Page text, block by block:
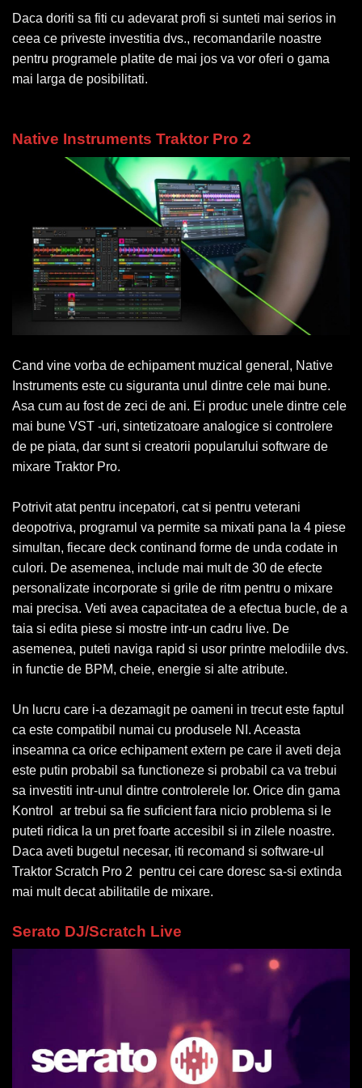
Daca doriti sa fiti cu adevarat profi si sunteti mai serios in
ceea ce priveste investitia dvs., recomandarile noastre
pentru programele platite de mai jos va vor oferi o gama
mai larga de posibilitati.
Native Instruments Traktor Pro 2
Cand vine vorba de echipament muzical general, Native
Instruments este cu siguranta unul dintre cele mai bune.
Asa cum au fost de zeci de ani. Ei produc unele dintre cele
mai bune VST -uri, sintetizatoare analogice si controlere
de pe piata, dar sunt si creatorii popularului software de
mixare Traktor Pro.
Potrivit atat pentru incepatori, cat si pentru veterani
deopotriva, programul va permite sa mixati pana la 4 piese
simultan, fiecare deck continand forme de unda codate in
culori. De asemenea, include mai mult de 30 de efecte
personalizate incorporate si grile de ritm pentru o mixare
mai precisa. Veti avea capacitatea de a efectua bucle, de a
taia si edita piese si mostre intr-un cadru live. De
asemenea, puteti naviga rapid si usor printre melodiile dvs.
in functie de BPM, cheie, energie si alte atribute.
Un lucru care i-a dezamagit pe oameni in trecut este faptul
ca este compatibil numai cu produsele NI. Aceasta
inseamna ca orice echipament extern pe care il aveti deja
este putin probabil sa functioneze si probabil ca va trebui
sa investiti intr-unul dintre controlerele lor. Orice din gama
Kontrol ar trebui sa fie suficient fara nicio problema si le
puteti ridica la un pret foarte accesibil si in zilele noastre.
Daca aveti bugetul necesar, iti recomand si software-ul
Traktor Scratch Pro 2 pentru cei care doresc sa-si extinda
mai mult decat abilitatile de mixare.
Serato DJ/Scratch Live